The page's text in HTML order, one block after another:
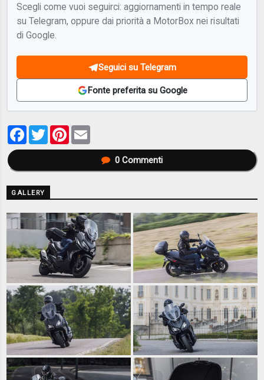
Scegli come vuoi seguirci: aggiornamenti in tempo reale
su Telegram, oppure dai priorità a MotorBox nei risultati
di Google.
Seguici su Telegram
Fonte preferita su Google
Facebook
TwitterPinterest
0Commenti
GALLERY